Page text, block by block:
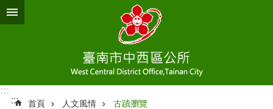
跳到主要內容區塊
:::
:::
首頁 人文風情 古蹟瀏覽